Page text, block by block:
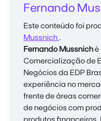
Fernando
Este conteúdo foi
Mussnich .
Fernando Mussniché
Comercialização de
Negócios da EDP
experiência no
frente de áreas
de negócios com